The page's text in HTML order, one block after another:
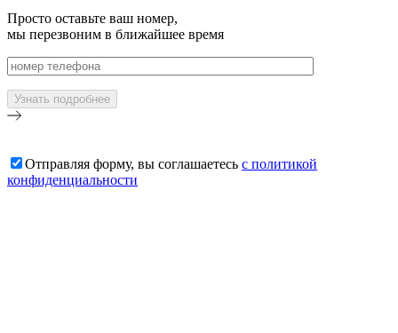
Просто оставьте ваш номер,
мы перезвоним в ближайшее время
Отправляя форму, вы соглашаетесь с политикой
конфиденциальности